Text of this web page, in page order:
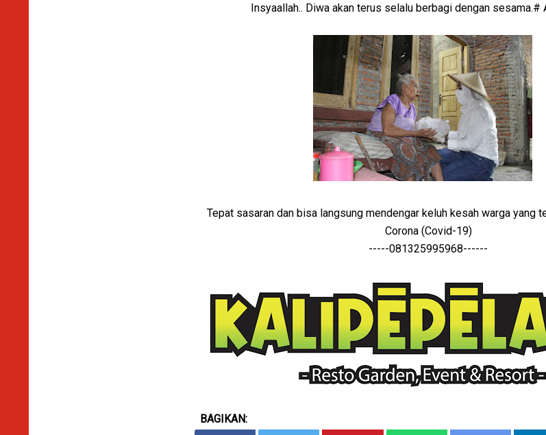
Insyaallah.. Diwa akan terus selalu berbagi dengan sesama.#
Tepat sasaran dan bisa langsung mendengar keluh kesah warga yang
Corona (Covid-19)
-----081325995968------
BAGIKAN: